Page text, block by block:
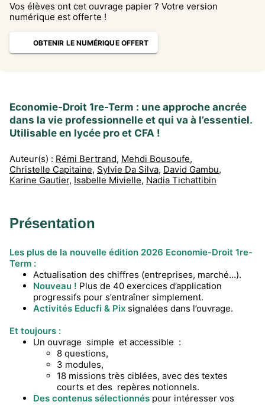
Vos élèves ont cet ouvrage papier ? Votre version
numérique est offerte !
OBTENIR LE NUMÉRIQUE OFFERT
Economie-Droit 1re-Term : une approche ancrée
dans la vie professionnelle et qui va à l’essentiel.
Utilisable en lycée pro et CFA !
Auteur(s) : Rémi Bertrand, Mehdi Bousoufe,
Christelle Capitaine, Sylvie Da Silva, David Gambu,
Karine Gautier, Isabelle Mivielle, Nadia Tichattibin
Présentation
Les plus de la nouvelle édition 2026 Economie-Droit 1re-
Term :
Actualisation des chiffres (entreprises, marché…).
Nouveau ! Plus de 40 exercices d’application
progressifs pour s’entraîner simplement.
Activités Educfi & Pix signalées dans l’ouvrage.
Et toujours :
Un ouvrage simple et accessible :
8 questions,
3 modules,
18 missions très ciblées, avec des textes
courts et des repères notionnels.
Des contenus sélectionnés pour intéresser vos